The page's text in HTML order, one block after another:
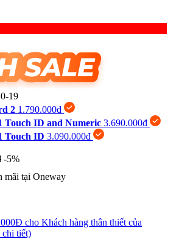
0-20
2 1.790.000đ
Touch ID and Numeric 3.690.000đ
Touch ID 3.090.000đ
-5%
mãi tại Oneway
cho Khách hàng thân thiết của
tiết)